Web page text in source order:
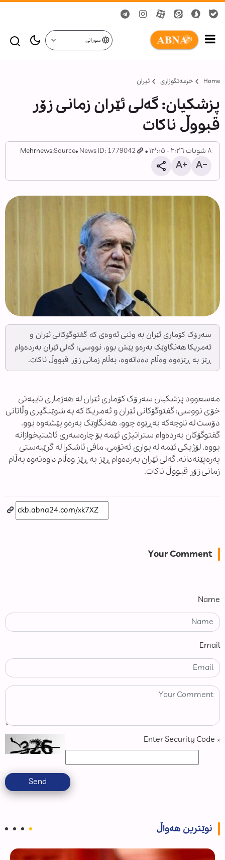
سورانی
Home خزمەتگوزاری ئیران
پزشکیان: گەلی ئێران زمانی زۆر
قبووڵ ناکات
٨ شوبات ٢٠٢٦ - ١٣:٠٥ News ID: 1779042
Source:
Mehrnews
سەرۆک کۆماری ئێران بە وتنی ئەوەی کە گفتوگۆکانی ئێران و
ئەمریکا هەنگاوێک بەرەو پێش بوو، نووسی: گەلی ئێران بەردەوام
ڕێز بە ڕێزەوە وەڵام دەداتەوە، بەڵام زمانی زۆر قبووڵ ناکات.
مەسعوود پزشکیان سەرۆک کۆماری ئێران لە هەژماری تایبەتی
خۆی نووسی: گفتوگۆکانی ئێران و ئەمریکا کە بە شوێنگیری وڵاتانی
دۆست لە ناوچەکە بەڕێوە چوو، هەنگاوێک بەرەو پێشەوە بوو.
گفتوگۆکان بەردەوام ستراتیژی ئێمە بۆ چارەسەری ئاشتیخوازانە
بووە. لۆژیکی ئێمە لە بواری ئەتۆمی، مافی ئاشکرا لە گرێبەستی
پەرەپێنەدانە. گەلی ئێران بەردەوام ڕێز بە ڕێز وەڵام داوەتەوە بەڵام
زمانی زۆر قبووڵ ناکات.
Your Comment
Name
Email
*
Send
نوێترین هەواڵ